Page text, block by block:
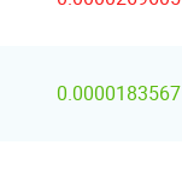
0.0000183567